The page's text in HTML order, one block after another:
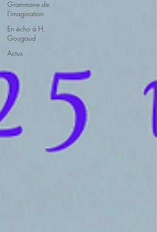
Grammaire de
l'imagination
En écho à H.
Gougaud
Actus